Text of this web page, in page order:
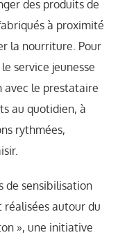
des produits de
à proximité
la nourriture. Pour
service jeunesse
avec le prestataire
au quotidien, à
rythmées,
de sensibilisation
autour du
», une initiative